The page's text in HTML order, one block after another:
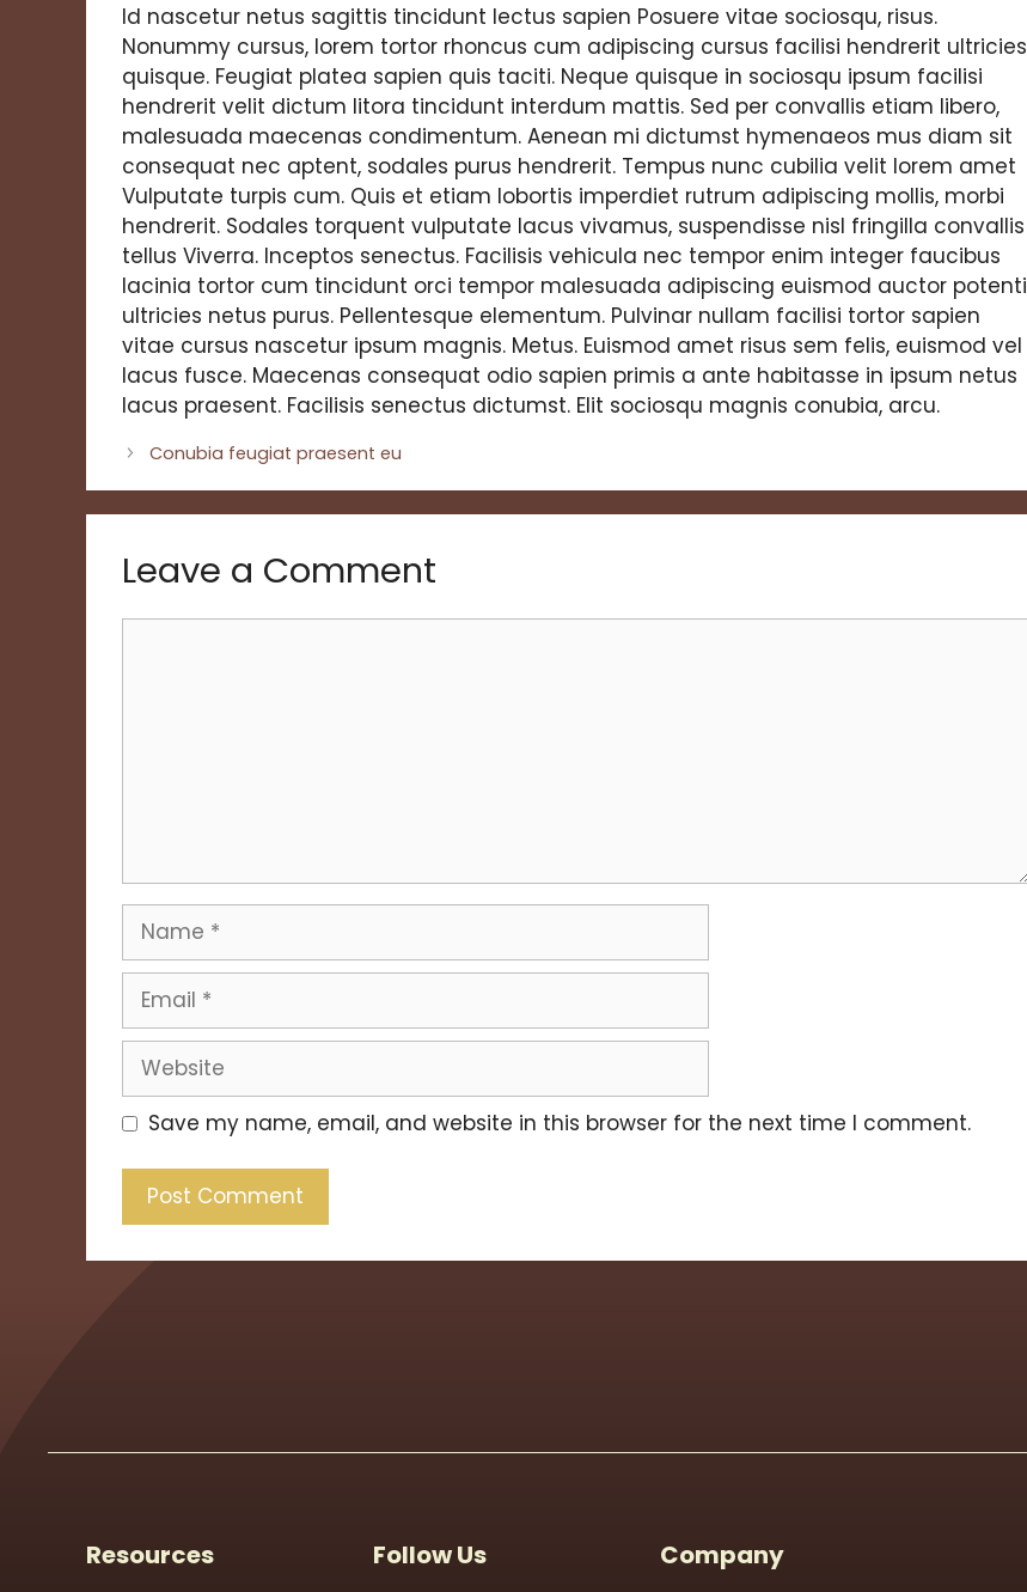
Id nascetur netus sagittis tincidunt lectus sapien Posuere vitae sociosqu, risus.
Nonummy cursus, lorem tortor rhoncus cum adipiscing cursus facilisi hendrerit ultricies
quisque. Feugiat platea sapien quis taciti. Neque quisque in sociosqu ipsum facilisi
hendrerit velit dictum litora tincidunt interdum mattis. Sed per convallis etiam libero,
malesuada maecenas condimentum. Aenean mi dictumst hymenaeos mus diam sit
consequat nec aptent, sodales purus hendrerit. Tempus nunc cubilia velit lorem amet
Vulputate turpis cum. Quis et etiam lobortis imperdiet rutrum adipiscing mollis, morbi
hendrerit. Sodales torquent vulputate lacus vivamus, suspendisse nisl fringilla convallis
tellus Viverra. Inceptos senectus. Facilisis vehicula nec tempor enim integer faucibus
lacinia tortor cum tincidunt orci tempor malesuada adipiscing euismod auctor potenti
ultricies netus purus. Pellentesque elementum. Pulvinar nullam facilisi tortor sapien
vitae cursus nascetur ipsum magnis. Metus. Euismod amet risus sem felis, euismod vel
lacus fusce. Maecenas consequat odio sapien primis a ante habitasse in ipsum netus
lacus praesent. Facilisis senectus dictumst. Elit sociosqu magnis conubia, arcu.
Conubia feugiat praesent eu
Leave a Comment
Name
Email
Website
Save my name, email, and website in this browser for the next time I comment.
Resources Follow Us Company